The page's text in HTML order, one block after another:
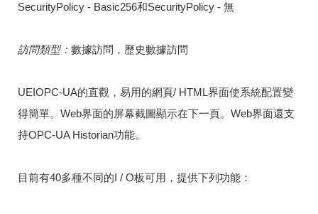
SecurityPolicy - Basic256和SecurityPolicy - 無
訪問類型： 數據訪問，歷史數據訪問
UEIOPC-UA的直觀，易用的網頁/ HTML界面使系統配置變
得簡單。 Web界面的屏幕截圖顯示在下一頁。 Web界面還支
持OPC-UA Historian功能。
目前有40多種不同的I / O板可用，提供下列功能：